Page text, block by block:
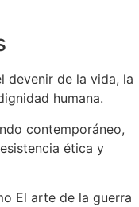
devenir de la vida, la
humana.
contemporáneo,
ética y
El arte de la guerra